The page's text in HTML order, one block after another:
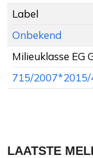
Label
Onbekend
Milieuklasse EG
715/
LAATSTE